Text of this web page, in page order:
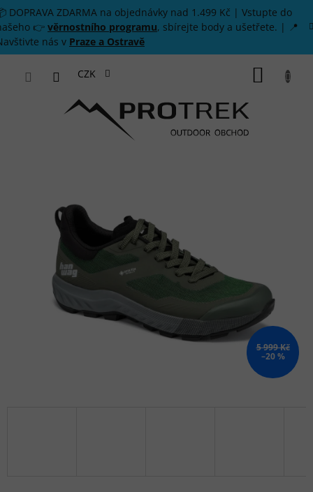
Přejít na obsah
DOPRAVA ZDARMA na objednávky nad 1.499 Kč | Vstupte do
👉 věrnostního programu, sbírejte body a ušetřete. | 📍
nás v Praze a Ostravě
CZK
5 999 Kč
–20 %